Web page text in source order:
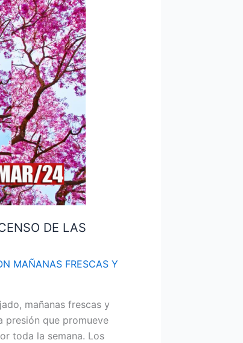
DE LAS
MAÑANAS FRESCAS Y
mañanas frescas y
presión que promueve
toda la semana. Los